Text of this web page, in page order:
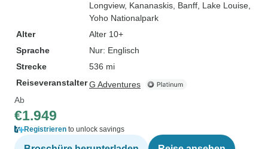
Longview, Kananaskis , Banff , Lake Louise
Yoho Nationalpark
Alter
Alter 10+
Sprache
Nur: Englisch
Strecke
536 mi
ReiseveranstalterG Adventures
Ab
€1.949
Registrieren to unlock savings